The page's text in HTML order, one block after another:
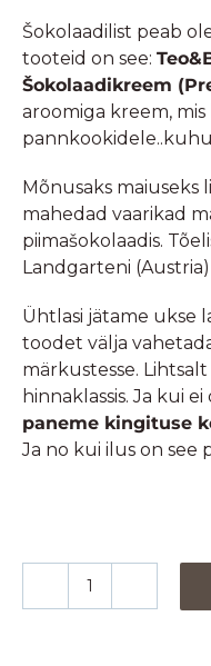
Šokolaadilist peab
tooteid on see:
Šokolaadikreem
aroomiga kreem,
Mõnusaks maiuseks
mahedad vaarikad
piimašokolaadis.
Landgarteni
Ühtlasi jätame ukse
toodet välja
märkustesse.
hinnaklassis. Ja kui
paneme kingituse
Ja no kui ilus on see
Kingitus